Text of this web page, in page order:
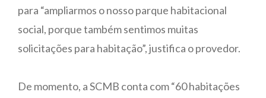
para “ampliarmos o nosso parque habitacional
social, porque também sentimos muitas
solicitações para habitação”, justifica o provedor.
De momento, a SCMB conta com “60 habitações